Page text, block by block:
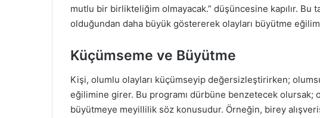
mutlu bir birlikteliğim olmayacak.” düşüncesine kapılır. Bu
olduğundan daha büyük göstererek olayları büyütme
Küçümseme ve Büyütme
Kişi, olumlu olayları küçümseyip değersizleştirirken;
eğilimine girer. Bu programı dürbüne benzetecek olursak;
büyütmeye meyillilik söz konusudur. Örneğin, birey